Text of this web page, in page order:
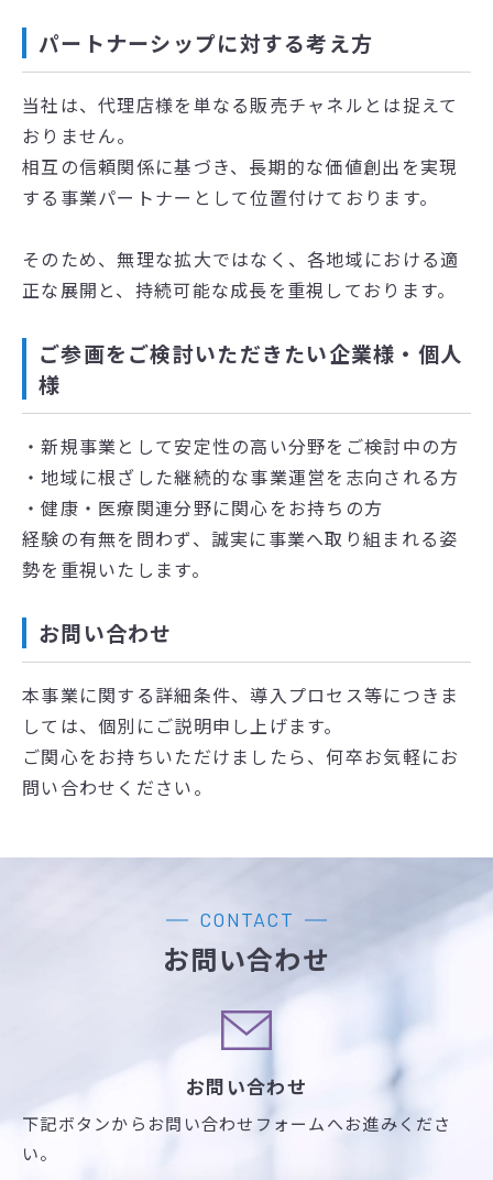
パートナーシップに対する考え方
当社は、代理店様を単なる販売チャネルとは捉えて
おりません。
相互の信頼関係に基づき、長期的な価値創出を実現
する事業パートナーとして位置付けております。
そのため、無理な拡大ではなく、各地域における適
正な展開と、持続可能な成長を重視しております。
ご参画をご検討いただきたい企業様・個人
様
・新規事業として安定性の高い分野をご検討中の方
・地域に根ざした継続的な事業運営を志向される方
・健康・医療関連分野に関心をお持ちの方
経験の有無を問わず、誠実に事業へ取り組まれる姿
勢を重視いたします。
お問い合わせ
本事業に関する詳細条件、導入プロセス等につきま
しては、個別にご説明申し上げます。
ご関心をお持ちいただけましたら、何卒お気軽にお
問い合わせください。
CONTACT
お問い合わせ
お問い合わせ
下記ボタンからお問い合わせフォームへお進みくださ
い。